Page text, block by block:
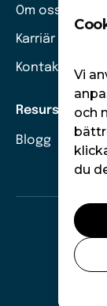
Om oss
Karriär
Kontakt
Resurser
Blogg
Vi
och
du